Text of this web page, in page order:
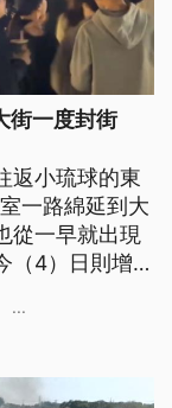
街一度封街
返小琉球的東
一路綿延到大
從一早就出現
（4）日則增加
3）日在恆春
...